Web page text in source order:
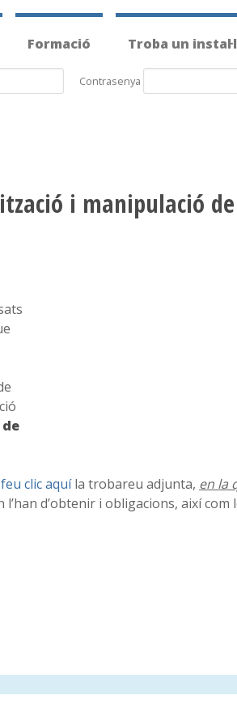
Formació Troba un
Contrasenya
i manipulació
de
feu clic aquíla trobareu adjunta, en la
d’obtenir i obligacions, així